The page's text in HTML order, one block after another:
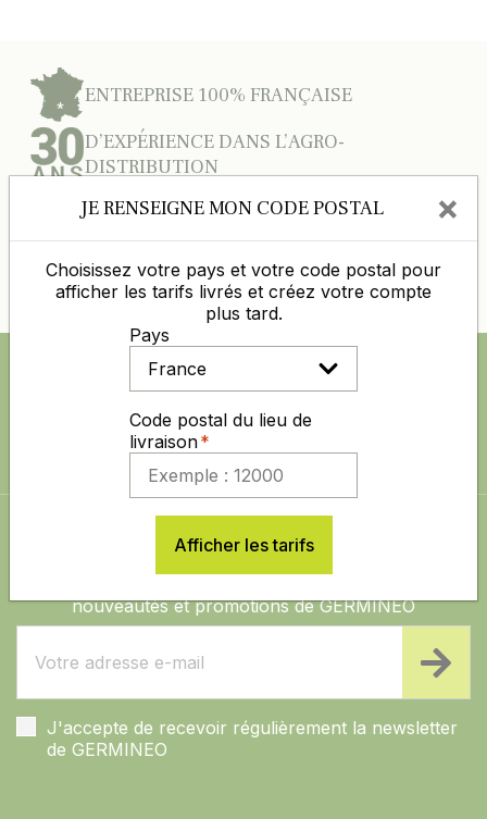
ENTREPRISE 100% FRANÇAISE
D’EXPÉRIENCE DANS L’AGRO-
DISTRIBUTION
DES PRIX COMPÉTITIFS TOUTE L'ANNÉE
PAIEMENT 100% SÉCURISÉ
SUIVEZ NOUS AUSSI SUR
ABONNEZ-VOUS À LA NEWSLETTER
nouveautés et promotions de GERMINEO
J'accepte de recevoir régulièrement la newsletter
de GERMINEO
JE RENSEIGNE MON CODE POSTAL ×
Choisissez votre pays et votre code postal pour
afficher les tarifs livrés et créez votre compte
plus tard.
Pays
Code postal du lieu de
livraison
Afficher les tarifs